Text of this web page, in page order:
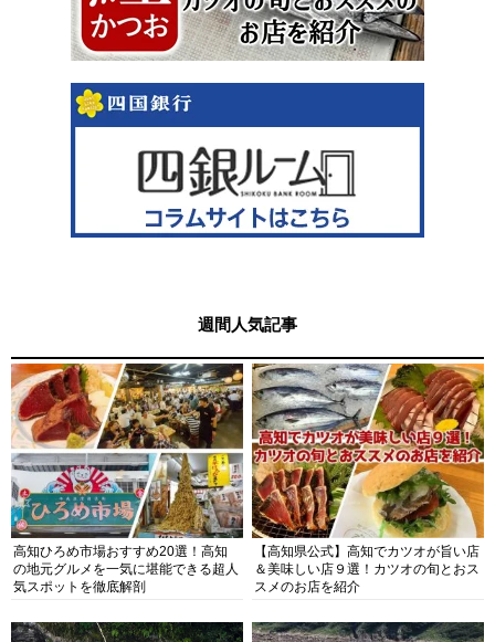
週間人気記事
高知ひろめ市場おすすめ20選！高知
の地元グルメを一気に堪能できる超人
気スポットを徹底解剖
【高知県公式】高知でカツオが旨い店
＆美味しい店９選！カツオの旬とおス
スメのお店を紹介